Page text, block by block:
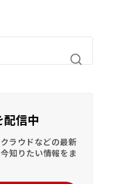
配信中
ラウドなどの最新
知りたい情報をま